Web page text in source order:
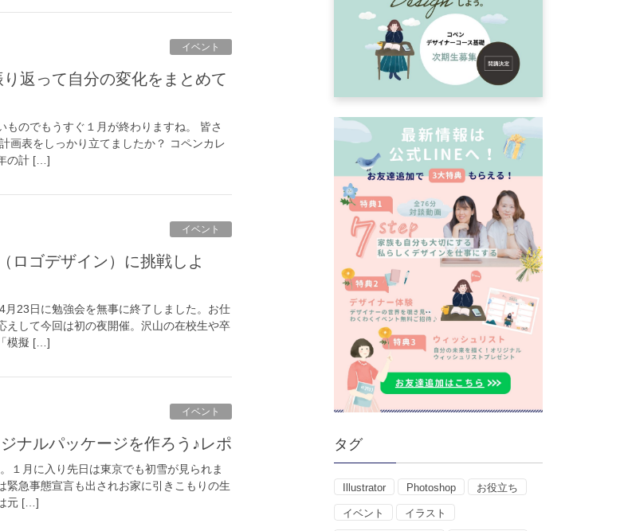
イベント
のでもうすぐ１月が終わりますね。 皆さ
画表をしっかり立てましたか？ コペンカレ
の計 […]
イベント
23日に勉強会を無事に終了しました。お仕
して今回は初の夜開催。沢山の在校生や卒
模擬 […]
イベント
ナルパッケージを作ろう♪レポ
１月に入り先日は東京でも初雪が見られま
緊急事態宣言も出されお家に引きこもりの生
元 […]
タグ
Illustrator Photoshop お役立ち
イベント イラスト